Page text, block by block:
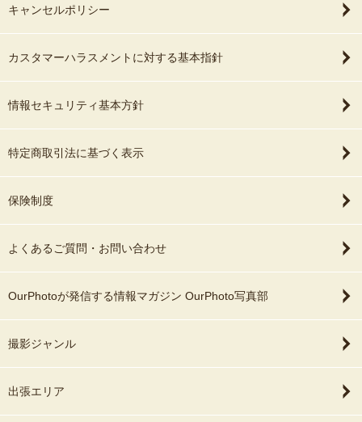
キャンセルポリシー
カスタマーハラスメントに対する基本指針
情報セキュリティ基本方針
特定商取引法に基づく表示
保険制度
よくあるご質問・お問い合わせ
OurPhotoが発信する情報マガジン OurPhoto写真部
撮影ジャンル
出張エリア